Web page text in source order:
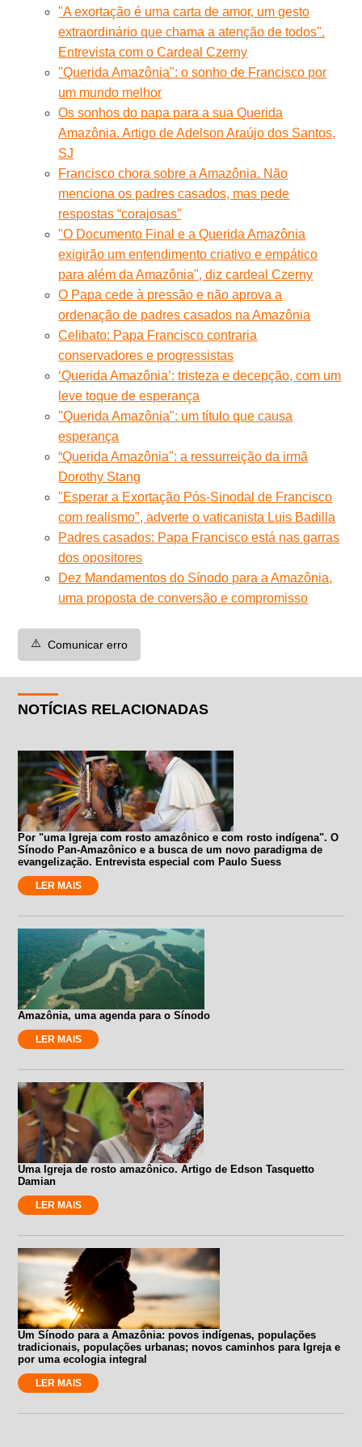
"A exortação é uma carta de amor, um gesto
extraordinário que chama a atenção de todos".
Entrevista com o Cardeal Czerny
"Querida Amazônia": o sonho de Francisco por
um mundo melhor
Os sonhos do papa para a sua Querida
Amazônia. Artigo de Adelson Araújo dos Santos,
SJ
Francisco chora sobre a Amazônia. Não
menciona os padres casados, mas pede
respostas “corajosas”
"O Documento Final e a Querida Amazônia
exigirão um entendimento criativo e empático
para além da Amazônia", diz cardeal Czerny
O Papa cede à pressão e não aprova a
ordenação de padres casados na Amazônia
Celibato: Papa Francisco contraria
conservadores e progressistas
‘Querida Amazônia’: tristeza e decepção, com um
leve toque de esperança
"Querida Amazônia": um título que causa
esperança
“Querida Amazônia": a ressurreição da irmã
Dorothy Stang
"Esperar a Exortação Pós-Sinodal de Francisco
com realismo", adverte o vaticanista Luis Badilla
Padres casados: Papa Francisco está nas garras
dos opositores
Dez Mandamentos do Sínodo para a Amazônia,
uma proposta de conversão e compromisso
⚠️ Comunicar erro
NOTÍCIAS RELACIONADAS
Por "uma Igreja com rosto amazônico e com rosto indígena". O
Sínodo Pan-Amazônico e a busca de um novo paradigma de
evangelização. Entrevista especial com Paulo Suess
LER MAIS
Amazônia, uma agenda para o Sínodo
LER MAIS
Uma Igreja de rosto amazônico. Artigo de Edson Tasquetto
Damian
LER MAIS
Um Sínodo para a Amazônia: povos indígenas, populações
tradicionais, populações urbanas; novos caminhos para Igreja e
por uma ecologia integral
LER MAIS